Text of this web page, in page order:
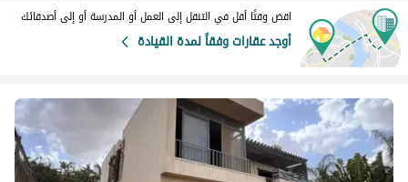
اقض وقتًا أقل في التنقل إلى العمل أو المدرسة أو إلى أصدقائك
أوجد عقارات وفقاً لمدة القيادة